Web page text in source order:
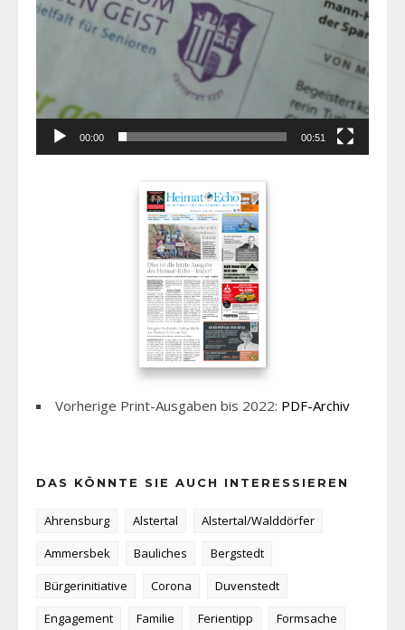
00:00 00:51
Vorherige Print-Ausgaben bis 2022: PDF-Archiv
DAS KÖNNTE SIE AUCH INTERESSIEREN
Ahrensburg Alstertal
Alstertal/Walddörfer
Ammersbek
Bauliches
Bergstedt
Bürgerinitiative
Corona
Duvenstedt
Engagement
Familie Ferientipp
Formsache